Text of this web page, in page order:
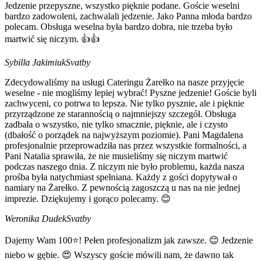
Jedzenie przepyszne, wszystko pięknie podane. Goście weselni
bardzo zadowoleni, zachwalali jedzenie. Jako Panna młoda bardzo
polecam. Obsługa weselna była bardzo dobra, nie trzeba było
martwić się niczym. 👍👍
Sybilla JakimiukSvatby
Zdecydowaliśmy na usługi Cateringu Żarełko na nasze przyjęcie
weselne - nie mogliśmy lepiej wybrać! Pyszne jedzenie! Goście byli
zachwyceni, co potrwa to lepsza. Nie tylko pysznie, ale i pięknie
przyrządzone ze starannością o najmniejszy szczegół. Obsługa
zadbała o wszystko, nie tylko smacznie, pięknie, ale i czysto
(dbałość o porządek na najwyższym poziomie). Pani Magdalena
profesjonalnie przeprowadziła nas przez wszystkie formalności, a
Pani Natalia sprawiła, że nie musieliśmy się niczym martwić
podczas naszego dnia. Z niczym nie było problemu, każda nasza
prośba była natychmiast spełniana. Każdy z gości dopytywał o
namiary na Żarełko. Z pewnością zagoszczą u nas na nie jednej
imprezie. Dziękujemy i gorąco polecamy. 😊
Weronika DudekSvatby
Dajemy Wam 100⭐! Pełen profesjonalizm jak zawsze. 😊 Jedzenie
niebo w gębie. 😍 Wszyscy goście mówili nam, że dawno tak